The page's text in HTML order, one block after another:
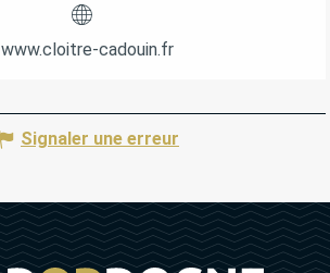
www.cloitre-cadouin.fr
Signaler une erreur